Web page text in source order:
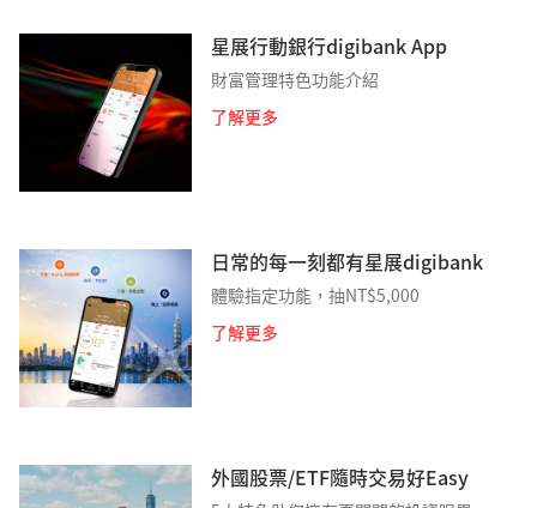
星展行動銀行digibank App
財富管理特色功能介紹
了解更多
日常的每一刻都有星展digibank
體驗指定功能，抽NT$5,000
了解更多
外國股票/ETF隨時交易好Easy